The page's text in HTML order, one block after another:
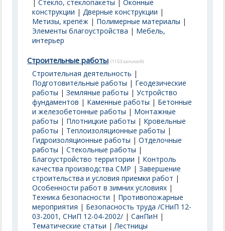
|Стекло, стеклопакеты |Оконные
конструкции |Дверные конструкции |
Метизы, крепёж | Полимерные материалы |
Элементы благоустройства | Мебель,
интерьер
Строительные работы (1153 записей)
Строительная деятельность |
Подготовительные работы | Геодезические
работы |Земляные работы |Устройство
фундаментов | Каменные работы | Бетонные
и железобетонные работы | Монтажные
работы | Плотницкие работы | Кровельные
работы | Теплоизоляционные работы |
Гидроизоляционные работы |Отделочные
работы |Стекольные работы |
Благоустройство территории | Контроль
качества производства СМР |Завершение
строительства и условия приемки работ |
Особенности работ в зимних условиях |
Техника безопасности | Противопожарные
мероприятия | Безопасность труда /СНиП 12-
03-2001, СНиП 12-04-2002/ |СанПиН |
Тематические статьи |Лестницы